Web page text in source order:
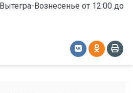
Вознесенье от 12:00 до